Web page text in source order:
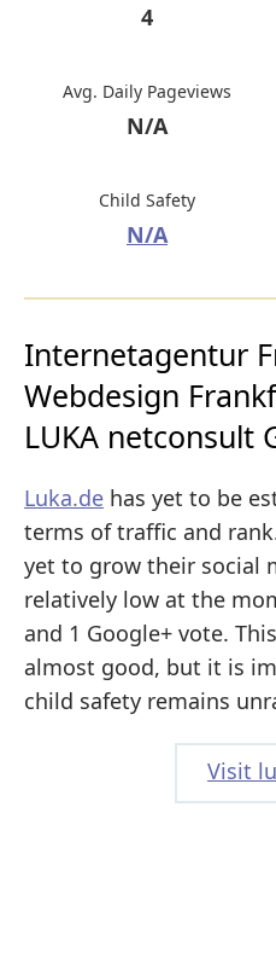
4
Avg. Daily Pageviews
N/A
Child Safety
N/A
Internetagentur
Webdesign
LUKA netconsult
Luka.de has yet to be
terms of traffic and
yet to grow their social
relatively low at the
and 1 Google+ vote.
almost good, but it is
child safety remains
Visit